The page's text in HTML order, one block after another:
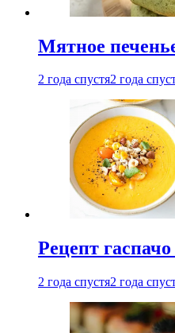
Мятное
2 года спустя2 года
Рецепт
2 года спустя2 года